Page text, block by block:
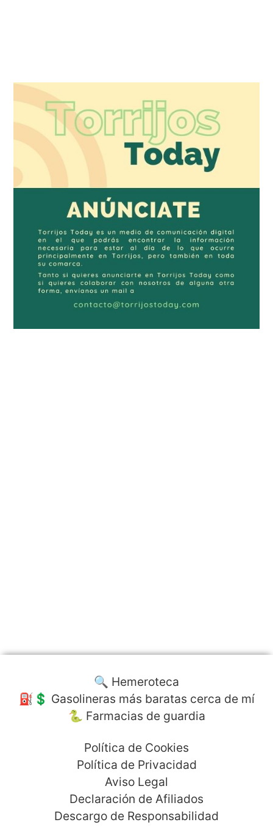
🔍 Hemeroteca
⛽️💲 Gasolineras más baratas cerca de mí
🐍 Farmacias de guardia
Política de Cookies
Política de Privacidad
Aviso Legal
Declaración de Afiliados
Descargo de Responsabilidad